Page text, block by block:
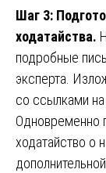
Шаг 3:
ходатайства.
подробные
эксперта.
со ссылками
Одновременно
ходатайство о